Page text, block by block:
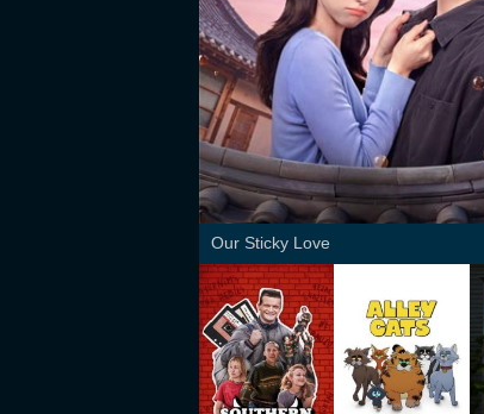
Our Sticky Love